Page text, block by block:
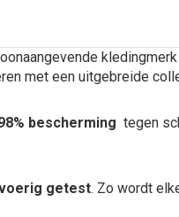
met een uitgebreide
bescherming tegen
getest. Zo wordt